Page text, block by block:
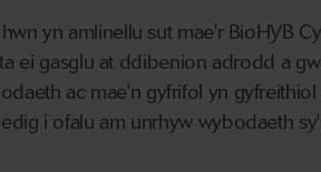
yn amlinellu sut mae'r BioHYB
ei gasglu at ddibenion adrodd a
ac mae'n gyfrifol yn
i ofalu am unrhyw wybodaeth